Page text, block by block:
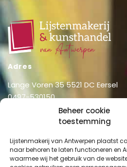
Beheer cookie
toestemming
Lijstenmakerij van Antwerpen plaatst
naar behoren te laten functioneren en
waarmee wij het gebruik van de
Adres
Lange Voren 35 5521 DC Eersel
0497-530150
info@lijstenmakerij
Home